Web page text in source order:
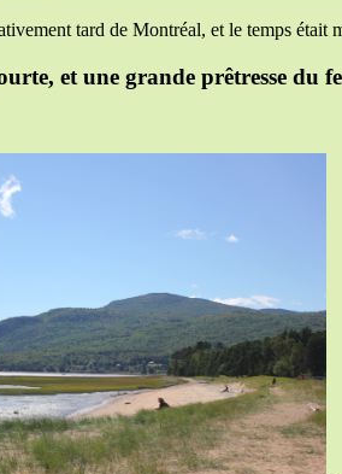
tard de Montréal, et le temps
et une grande prêtresse du